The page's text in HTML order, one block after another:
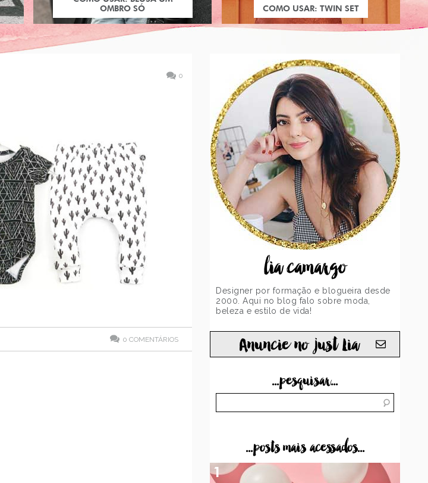
OMBRO SÓ
COMO USAR: TWIN SET
0
0 COMENTÁRIOS
lia camargo
Designer por formação e blogueira desde
2000. Aqui no blog falo sobre moda,
beleza e estilo de vida!
Anuncie no just Lia
...pesquisar...
...posts mais acessados...
1